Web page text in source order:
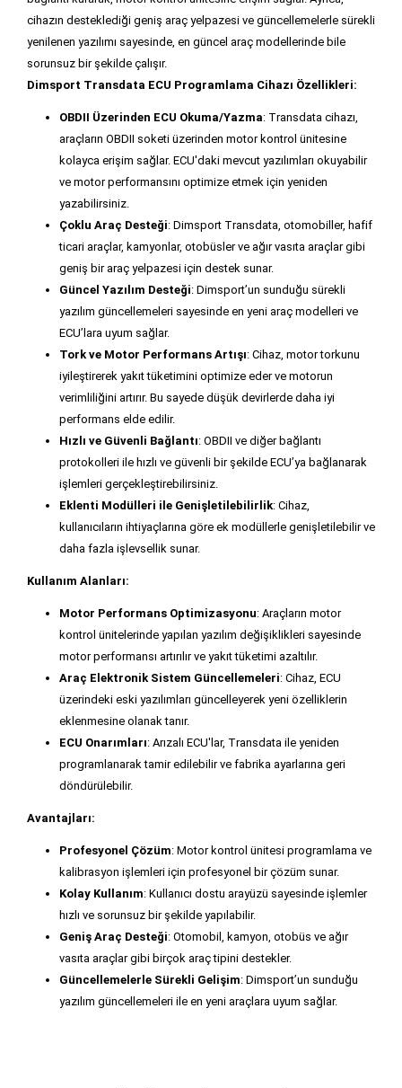
cihazın desteklediği geniş araç yelpazesi ve güncellemelerle sürekli
yenilenen yazılımı sayesinde, en güncel araç modellerinde bile
sorunsuz bir şekilde çalışır.
Dimsport Transdata ECU Programlama Cihazı Özellikleri:
OBDII Üzerinden ECU Okuma/Yazma: Transdata cihazı,
araçların OBDII soketi üzerinden motor kontrol ünitesine
kolayca erişim sağlar. ECU'daki mevcut yazılımları okuyabilir
ve motor performansını optimize etmek için yeniden
yazabilirsiniz.
Çoklu Araç Desteği: Dimsport Transdata, otomobiller, hafif
ticari araçlar, kamyonlar, otobüsler ve ağır vasıta araçlar gibi
geniş bir araç yelpazesi için destek sunar.
Güncel Yazılım Desteği: Dimsport’un sunduğu sürekli
yazılım güncellemeleri sayesinde en yeni araç modelleri ve
ECU’lara uyum sağlar.
Tork ve Motor Performans Artışı: Cihaz, motor torkunu
iyileştirerek yakıt tüketimini optimize eder ve motorun
verimliliğini artırır. Bu sayede düşük devirlerde daha iyi
performans elde edilir.
Hızlı ve Güvenli Bağlantı: OBDII ve diğer bağlantı
protokolleri ile hızlı ve güvenli bir şekilde ECU’ya bağlanarak
işlemleri gerçekleştirebilirsiniz.
Eklenti Modülleri ile Genişletilebilirlik: Cihaz,
kullanıcıların ihtiyaçlarına göre ek modüllerle genişletilebilir ve
daha fazla işlevsellik sunar.
Kullanım Alanları:
Motor Performans Optimizasyonu: Araçların motor
kontrol ünitelerinde yapılan yazılım değişiklikleri sayesinde
motor performansı artırılır ve yakıt tüketimi azaltılır.
Araç Elektronik Sistem Güncellemeleri: Cihaz, ECU
üzerindeki eski yazılımları güncelleyerek yeni özelliklerin
eklenmesine olanak tanır.
ECU Onarımları: Arızalı ECU'lar, Transdata ile yeniden
programlanarak tamir edilebilir ve fabrika ayarlarına geri
döndürülebilir.
Avantajları:
Profesyonel Çözüm: Motor kontrol ünitesi programlama ve
kalibrasyon işlemleri için profesyonel bir çözüm sunar.
Kolay Kullanım: Kullanıcı dostu arayüzü sayesinde işlemler
hızlı ve sorunsuz bir şekilde yapılabilir.
Geniş Araç Desteği: Otomobil, kamyon, otobüs ve ağır
vasıta araçlar gibi birçok araç tipini destekler.
Güncellemelerle Sürekli Gelişim: Dimsport’un sunduğu
yazılım güncellemeleri ile en yeni araçlara uyum sağlar.